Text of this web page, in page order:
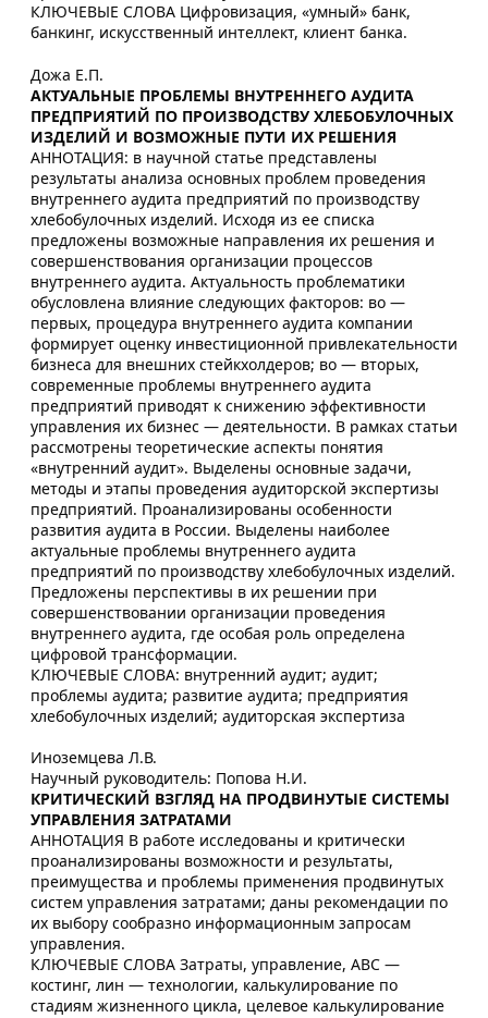
КЛЮЧЕВЫЕ СЛОВА Цифровизация, «умный» банк,
банкинг, искусственный интеллект, клиент банка.
Дожа Е.П.
АКТУАЛЬНЫЕ ПРОБЛЕМЫ ВНУТРЕННЕГО АУДИТА
ПРЕДПРИЯТИЙ ПО ПРОИЗВОДСТВУ ХЛЕБОБУЛОЧНЫХ
ИЗДЕЛИЙ И ВОЗМОЖНЫЕ ПУТИ ИХ РЕШЕНИЯ
АННОТАЦИЯ: в научной статье представлены
результаты анализа основных проблем проведения
внутреннего аудита предприятий по производству
хлебобулочных изделий. Исходя из ее списка
предложены возможные направления их решения и
совершенствования организации процессов
внутреннего аудита. Актуальность проблематики
обусловлена влияние следующих факторов: во —
первых, процедура внутреннего аудита компании
формирует оценку инвестиционной привлекательности
бизнеса для внешних стейкхолдеров; во — вторых,
современные проблемы внутреннего аудита
предприятий приводят к снижению эффективности
управления их бизнес — деятельности. В рамках статьи
рассмотрены теоретические аспекты понятия
«внутренний аудит». Выделены основные задачи,
методы и этапы проведения аудиторской экспертизы
предприятий. Проанализированы особенности
развития аудита в России. Выделены наиболее
актуальные проблемы внутреннего аудита
предприятий по производству хлебобулочных изделий.
Предложены перспективы в их решении при
совершенствовании организации проведения
внутреннего аудита, где особая роль определена
цифровой трансформации.
КЛЮЧЕВЫЕ СЛОВА: внутренний аудит; аудит;
проблемы аудита; развитие аудита; предприятия
хлебобулочных изделий; аудиторская экспертиза
Иноземцева Л.В.
Научный руководитель: Попова Н.И.
КРИТИЧЕСКИЙ ВЗГЛЯД НА ПРОДВИНУТЫЕ СИСТЕМЫ
УПРАВЛЕНИЯ ЗАТРАТАМИ
АННОТАЦИЯ В работе исследованы и критически
проанализированы возможности и результаты,
преимущества и проблемы применения продвинутых
систем управления затратами; даны рекомендации по
их выбору сообразно информационным запросам
управления.
КЛЮЧЕВЫЕ СЛОВА Затраты, управление, АВС —
костинг, лин — технологии, калькулирование по
стадиям жизненного цикла, целевое калькулирование